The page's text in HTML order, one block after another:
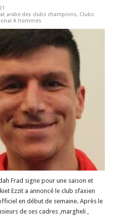
arabe des clubs champions, Clubs
A hommes
Frad signe pour une saison et
Ezzit a annoncé le club sfaxien
en début de semaine. Après le
de ses cadres ,margheli ,